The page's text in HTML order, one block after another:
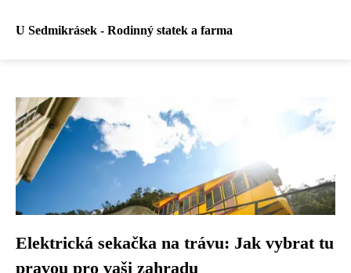
U Sedmikrásek - Rodinný statek a farma
Elektrická sekačka na trávu: Jak vybrat tu
pravou pro vaši zahradu